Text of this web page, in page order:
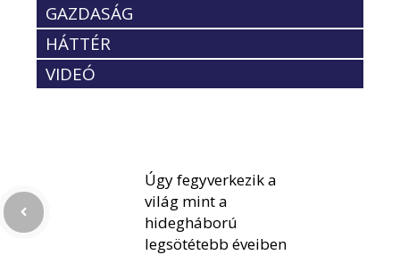
GAZDASÁG
HÁTTÉR
VIDEÓ
Úgy fegyverkezik a
világ mint a
hidegháború
legsötétebb éveiben